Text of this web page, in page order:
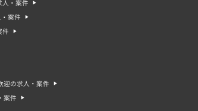
人・案件
案件
件
迎の求人・案件
案件